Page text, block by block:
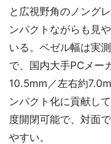
と広視野角のノング
ンパクトながらも見
いる。ベゼル幅は実
で、国内大手PCメー
10.5mm／左右約
ンパクト化に貢献し
度開閉可能で、対面
やすい。